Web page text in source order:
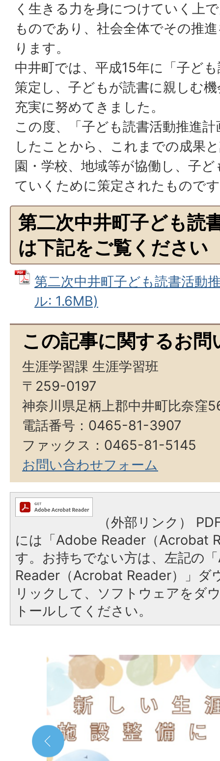
く生きる力を身につけていく上
ものであり、社会全体でその推
ります。
中井町では、平成15年に「子ど
策定し、子どもが読書に親しむ
充実に努めてきました。
この度、「子ども読書活動推進
したことから、これまでの成果
園・学校、地域等が協働し、子
ていくために策定されたもので
第二次中井町子ども読
は下記をご覧ください
第二次中井町子ども読書活動
ル: 1.6MB)
この記事に関するお問
生涯学習課 生涯学習班
〒259-0197
神奈川県足柄上郡中井町比奈窪
電話番号：0465-81-3907
ファックス：0465-81-5145
お問い合わせフォーム
（外部リンク）
には「Adobe Reader（Acrobat
す。お持ちでない方は、左記の
Reader（Acrobat Reader）」ダ
リックして、ソフトウェアをダ
トールしてください。
2
枚
目
の
ス